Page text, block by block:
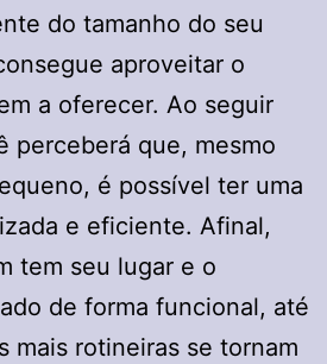
do tamanho do seu
aproveitar o
a oferecer. Ao seguir
perceberá que, mesmo
é possível ter uma
e eficiente. Afinal,
tem seu lugar e o
de forma funcional, até
mais rotineiras se tornam